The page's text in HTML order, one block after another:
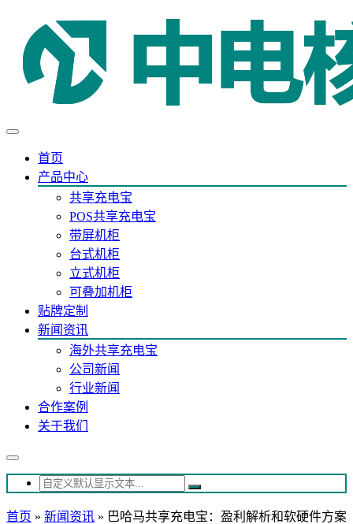
首页
产品中心
共享充电宝
POS共享充电宝
带屏机柜
台式机柜
立式机柜
可叠加机柜
贴牌定制
新闻资讯
海外共享充电宝
公司新闻
行业新闻
合作案例
关于我们
首页 » 新闻资讯 » 巴哈马共享充电宝：盈利解析和软硬件方案